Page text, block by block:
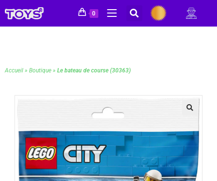
0
Accueil » Boutique » Le bateau de course (30363)